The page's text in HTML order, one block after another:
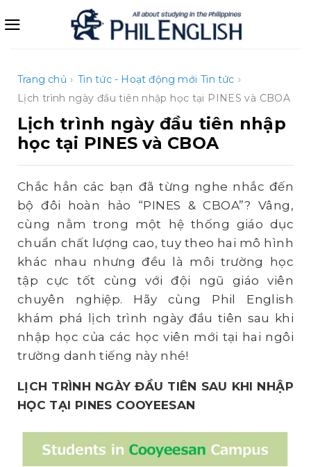
qua
Trang chủ › Tin tức - Hoạt động mới Tin tức ›
Lịch trình ngày đầu tiên nhập học tại PINES và CBOA
Lịch trình ngày đầu tiên nhập
học tại PINES và CBOA
Chắc hẳn các bạn đã từng nghe nhắc đến
bộ đôi hoàn hảo “PINES & CBOA”? Vâng,
cùng nằm trong một hệ thống giáo dục
chuẩn chất lượng cao, tuy theo hai mô hình
khác nhau nhưng đều là môi trường học
tập cực tốt cùng với đội ngũ giáo viên
chuyên nghiệp. Hãy cùng Phil English
khám phá lịch trình ngày đầu tiên sau khi
nhập học của các học viên mới tại hai ngôi
trường danh tiếng này nhé!
LỊCH TRÌNH NGÀY ĐẦU TIÊN SAU KHI NHẬP
HỌC TẠI PINES COOYEESAN